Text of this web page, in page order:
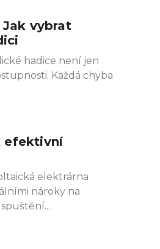
Jak vybrat
hadice není jen
Každá chyba
efektivní
elektrárna
nároky na
spuštění